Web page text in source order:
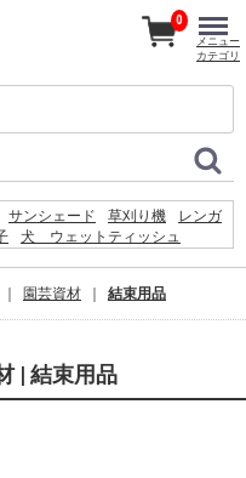
サンシェード 草刈り機
レンガ
犬 ウェットティッシュ
ナ 空調服
0
メニュー
カテゴリ
園芸資材 結束用品
| 結束用品